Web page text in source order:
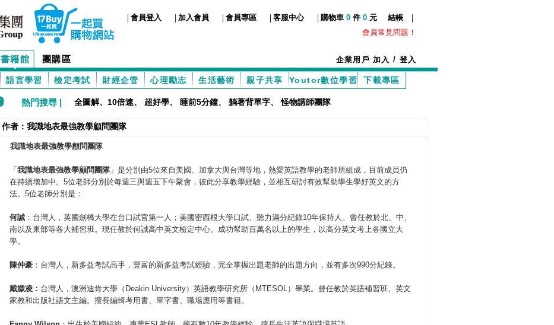
| 會員登入 | 加入會員 | 會員專區 | 客服中心 | 購物車 0 件 0 元 結帳 |
會員常見問題！
書籍館 團購區 企業用戶加入 / 登入
語言學習 檢定考試 財經企管 心理勵志 生活藝術 親子共享 Youtor數位學習 下載專區
熱門搜尋 | 全圖解、10倍速、 超好學、 睡前5分鐘、 躺著背單字、怪物講師團隊
作者：我識地表最強教學顧問團隊
我識地表最強教學顧問團隊
「 我識地表最強教學顧問團隊 」是分別由5位來自美國、加拿大與台灣等地，熱愛英語教學的老師所組成，目前成員仍
在持續增加中。5位老師分別於每週三與週五下午聚會，彼此分享教學經驗，並相互研討有效幫助學生學好英文的方
法。5位老師分別是：
何誠 ：台灣人，英國劍橋大學在台口試官第一人；美國密西根大學口試、聽力滿分紀錄10年保持人。曾任教於北、中、
南以及東部等各大補習班。現任教於何誠高中英文檢定中心。成功幫助百萬名以上的學生，以高分英文考上各國立大
學。
陳仲豪 ：台灣人，新多益考試高手，豐富的新多益考試經驗，完全掌握出題老師的出題方向，並有多次990分紀錄。
戴媺凌： 台灣人，澳洲迪肯大學（Deakin University）英語教學研究所（MTESOL）畢業。曾任教於英語補習班、英文
家教和出版社語文主編。擅長編輯考用書、單字書、職場應用等書籍。